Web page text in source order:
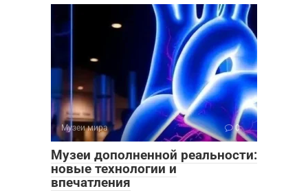
Музеи мира 0
Музеи дополненной реальности:
новые технологии и
впечатления